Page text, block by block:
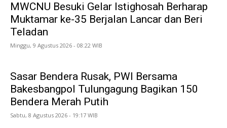
MWCNU Besuki Gelar Istighosah Berharap
Muktamar ke-35 Berjalan Lancar dan Beri
Teladan
Minggu, 9 Agustus 2026 - 08:22 WIB
Sasar Bendera Rusak, PWI Bersama
Bakesbangpol Tulungagung Bagikan 150
Bendera Merah Putih
Sabtu, 8 Agustus 2026 - 19:17 WIB